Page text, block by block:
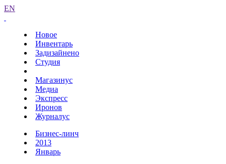
EN
Новое
Инвентарь
Задизайнено
Студия
Магазинус
Медиа
Экспресс
Иронов
Журналус
Бизнес-линч
2013
Январь